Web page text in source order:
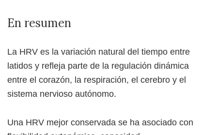
En resumen
La HRV es la variación natural del tiempo entre
latidos y refleja parte de la regulación dinámica
entre el corazón, la respiración, el cerebro y el
sistema nervioso autónomo.
Una HRV mejor conservada se ha asociado con